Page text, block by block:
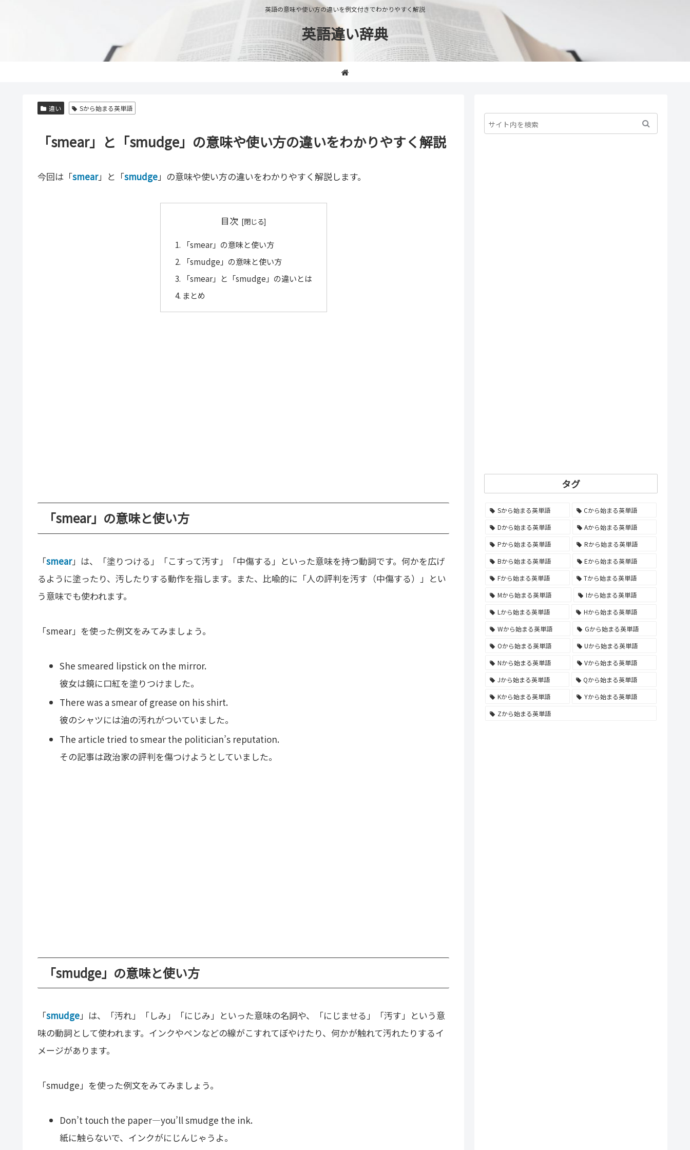
英語の意味や使い方の違いを例文付きでわかりやすく解説
英語違い辞典
違い Sから始まる英単語
「smear」と「smudge」の意味や使い方の違いをわかりやすく解説
今回は「smear」と「smudge」の意味や使い方の違いをわかりやすく解説します。
目次
「smear」の意味と使い方
「smudge」の意味と使い方
「smear」と「smudge」の違いとは
まとめ
「smear」の意味と使い方
「smear」は、「塗りつける」「こすって汚す」「中傷する」といった意味を持つ動詞です。何かを広げ
るように塗ったり、汚したりする動作を指します。また、比喩的に「人の評判を汚す（中傷する）」とい
う意味でも使われます。
「smear」を使った例文をみてみましょう。
She smeared lipstick on the mirror.
彼女は鏡に口紅を塗りつけました。
There was a smear of grease on his shirt.
彼のシャツには油の汚れがついていました。
The article tried to smear the politician’s reputation.
その記事は政治家の評判を傷つけようとしていました。
「smudge」の意味と使い方
「smudge」は、「汚れ」「しみ」「にじみ」といった意味の名詞や、「にじませる」「汚す」という意
味の動詞として使われます。インクやペンなどの線がこすれてぼやけたり、何かが触れて汚れたりするイ
メージがあります。
「smudge」を使った例文をみてみましょう。
Don’t touch the paper—you’ll smudge the ink.
紙に触らないで、インクがにじんじゃうよ。
タグ
Sから始まる英単語
Cから始まる英単語
Dから始まる英単語
Aから始まる英単語
Pから始まる英単語
Rから始まる英単語
Bから始まる英単語
Eから始まる英単語
Fから始まる英単語
Tから始まる英単語
Mから始まる英単語
Iから始まる英単語
Lから始まる英単語
Hから始まる英単語
Wから始まる英単語
Gから始まる英単語
Oから始まる英単語
Uから始まる英単語
Nから始まる英単語
Vから始まる英単語
Jから始まる英単語
Qから始まる英単語
Kから始まる英単語
Yから始まる英単語
Zから始まる英単語